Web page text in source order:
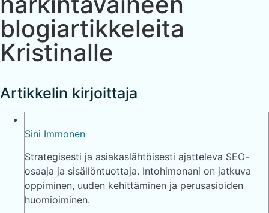
blogiartikkeleita
Kristinalle
Artikkelin kirjoittaja
Sini Immonen
Strategisesti ja asiakaslähtöisesti ajatteleva SEO-
osaaja ja sisällöntuottaja. Intohimonani on jatkuva
oppiminen, uuden kehittäminen ja perusasioiden
huomioiminen.